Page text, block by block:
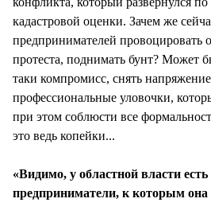
кадастровой оценки. Зачем же
предпринимателей провоцировать
протеста, поднимать бунт? Может
таки компромисс, снять
профессиональные уловочки,
при этом соблюсти все
это ведь копейки...
«Видимо, у областной власти есть
предприниматели, к которым она